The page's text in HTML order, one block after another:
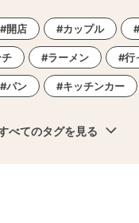
開店 カップル
ラーメン 行
パン キッチンカー
べてのタグを見る